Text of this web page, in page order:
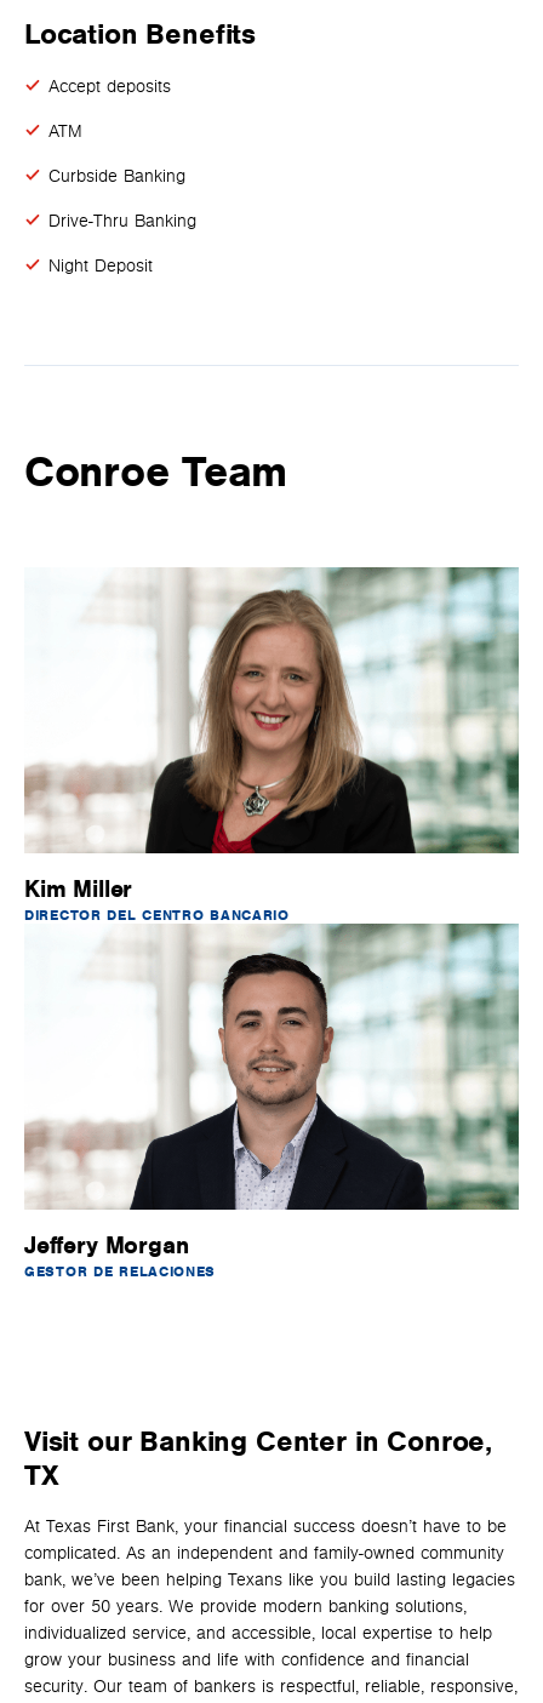
Location Benefits
Accept deposits
ATM
Curbside Banking
Drive-Thru Banking
Night Deposit
Conroe Team
Kim Miller
DIRECTOR DEL CENTRO BANCARIO
Jeffery Morgan
GESTOR DE RELACIONES
Visit our Banking Center in Conroe,
TX
At Texas First Bank, your financial success doesn’t have to be
complicated. As an independent and family-owned community
bank, we’ve been helping Texans like you build lasting legacies
for over 50 years. We provide modern banking solutions,
individualized service, and accessible, local expertise to help
grow your business and life with confidence and financial
security. Our team of bankers is respectful, reliable, responsive,